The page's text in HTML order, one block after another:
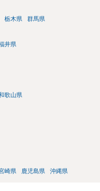
栃木県 群馬県
井県
歌山県
崎県 鹿児島県 沖縄県